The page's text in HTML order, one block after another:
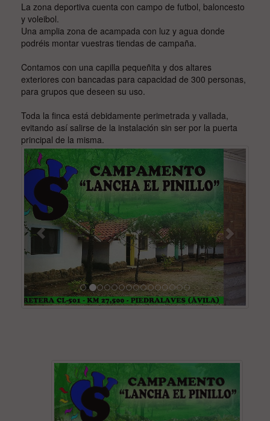
La zona deportiva cuenta con campo de futbol, baloncesto
y voleibol.
Una amplia zona de acampada con luz y agua donde
podréis montar vuestras tiendas de campaña.
Contamos con una capilla pequeñita y dos altares
exteriores con bancadas para capacidad de 300 personas,
para grupos que deseen su uso.
Toda la finca está debidamente perimetrada y vallada,
evitando así salirse de la instalación sin ser por la puerta
principal de la misma.
Previous Next